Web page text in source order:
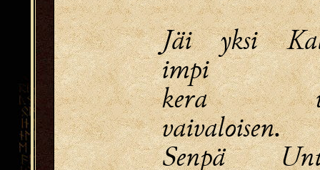
Jäi yksi
impi
kera
vaivaloisen.
Senpä